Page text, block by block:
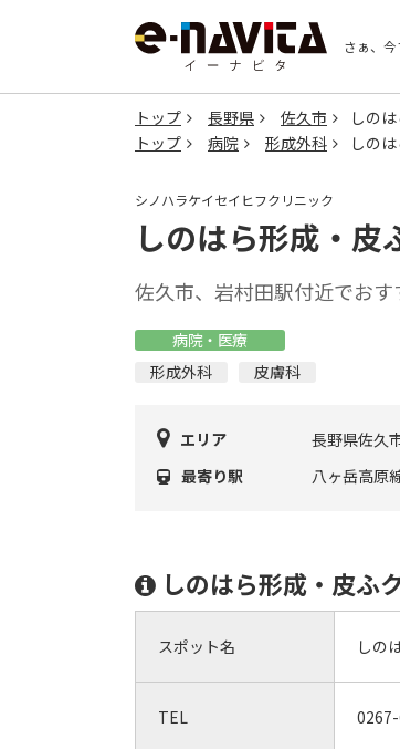
さぁ、今
トップ 長野県 佐久市
しの
トップ
病院 形成外科 しの
シノハラケイセイヒフクリニック
しのはら形成・皮
佐久市、岩村田駅付近でお
病院・医療
形成外科
皮膚科
エリア
長野県佐久
最寄り駅
八ヶ岳高原
しのはら形成・皮ふ
スポット名 しの
TEL